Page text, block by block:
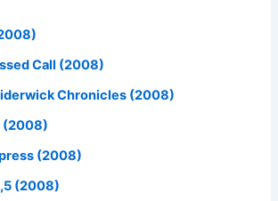
Call (2008)
Chronicles (2008)
(2008)
(2008)
(2008)